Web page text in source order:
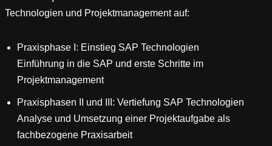
Technologien und Projektmanagement auf:
Praxisphase I: Einstieg SAP Technologien
Einführung in die SAP und erste Schritte im
Projektmanagement
Praxisphasen II und III: Vertiefung SAP Technologien
Analyse und Umsetzung einer Projektaufgabe als
fachbezogene Praxisarbeit